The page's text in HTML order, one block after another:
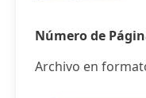
Número de
Archivo en